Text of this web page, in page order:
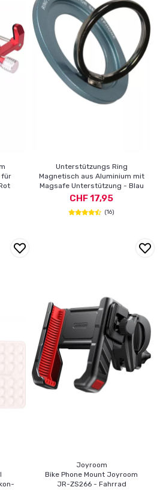
für
Unterstützungs Ring
Magnetisch aus Aluminium mit
Magsafe Unterstützung - Blau
CHF 17,95
(16)
Joyroom
Bike Phone Mount Joyroom
JR-ZS266 - Fahrrad